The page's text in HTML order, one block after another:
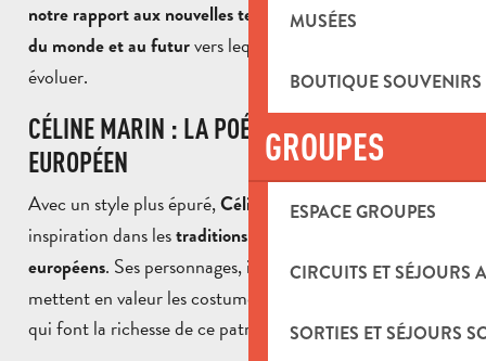
MUSÉES
BOUTIQUE
GROUPES
ESPACE GROUPES
CIRCUITS ET SÉJOURS
SORTIES ET SÉJOURS
notre rapport aux nouvelles technologies, à l’accélération
du monde et au futurvers lequel notre société semble
évoluer.
CÉLINE MARIN : LA POÉSIE DU FOLKLORE
EUROPÉEN
Avec un style plus épuré,Céline Marinpuise son
inspiration dans lestraditions populaires
européens. Ses personnages, isolés de leur décor,
mettent en valeur les costumes, les postures et les gestes
qui font la richesse de ce patrimoine vivant.